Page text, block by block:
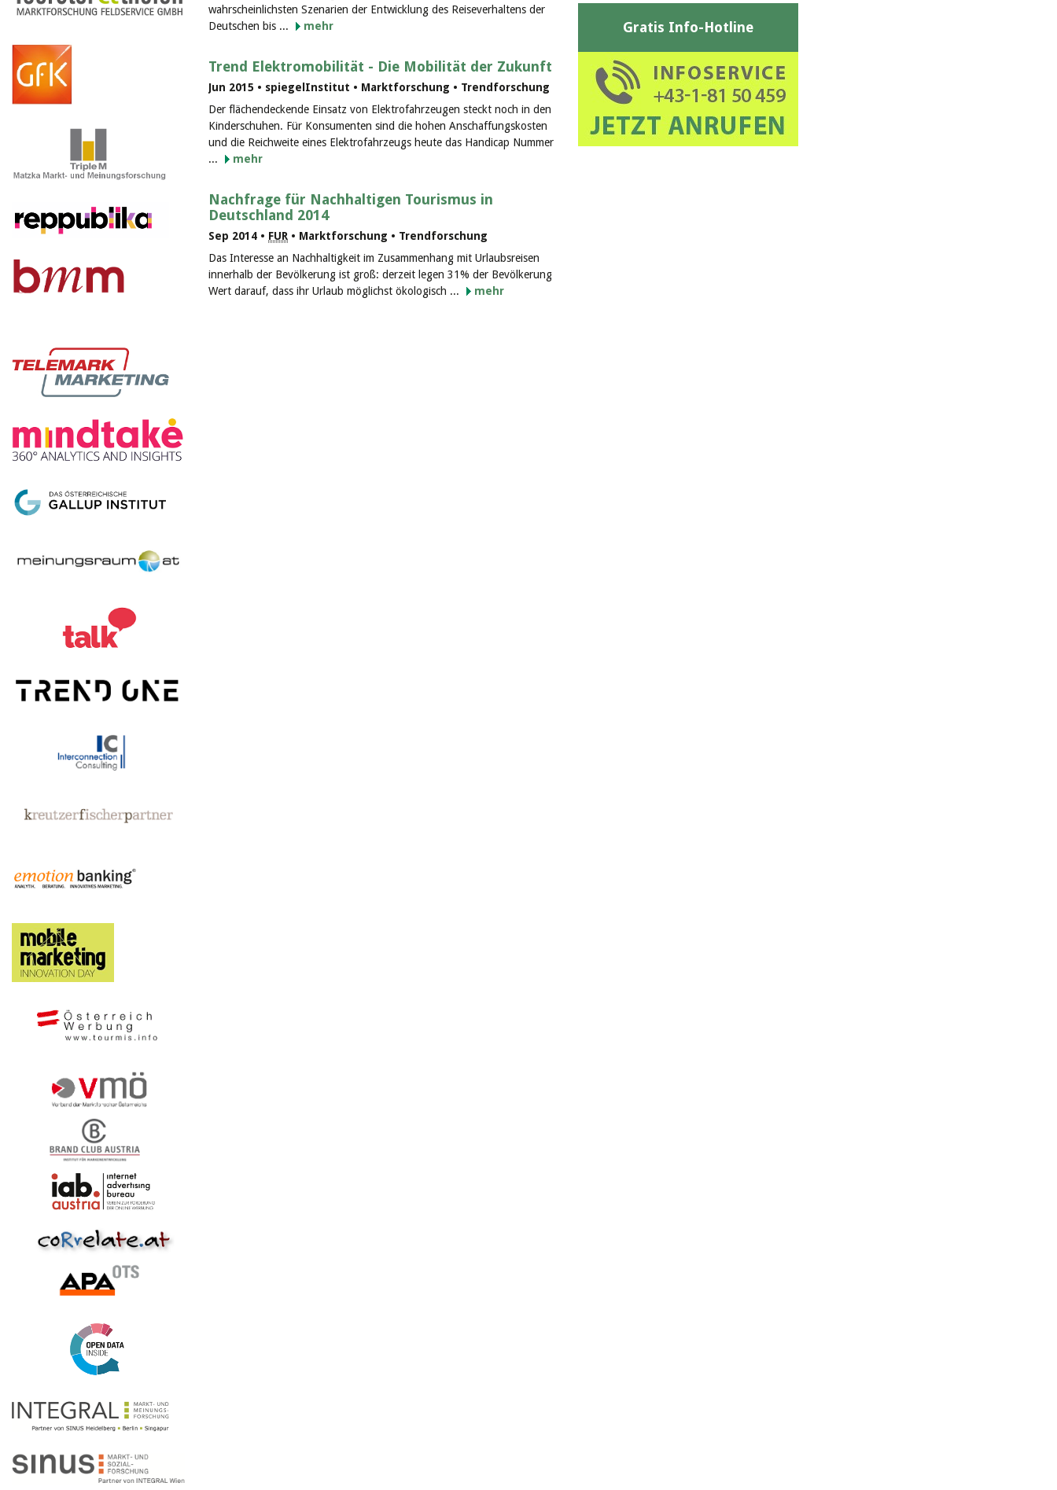
wahrscheinlichsten Szenarien der Entwicklung des Reiseverhaltens der
Deutschen bis ...
mehr
Trend Elektromobilität - Die Mobilität der Zukunft
Jun 2015 • spiegelInstitut • Marktforschung • Trendforschung
Der flächendeckende Einsatz von Elektrofahrzeugen steckt noch in den
Kinderschuhen. Für Konsumenten sind die hohen Anschaffungskosten
und die Reichweite eines Elektrofahrzeugs heute das Handicap Nummer
...
mehr
Nachfrage für Nachhaltigen Tourismus in
Deutschland 2014
Sep 2014 • FUR • Marktforschung • Trendforschung
Das Interesse an Nachhaltigkeit im Zusammenhang mit Urlaubsreisen
innerhalb der Bevölkerung ist groß: derzeit legen 31% der Bevölkerung
Wert darauf, dass ihr Urlaub möglichst ökologisch ...
mehr
Gratis Info-Hotline